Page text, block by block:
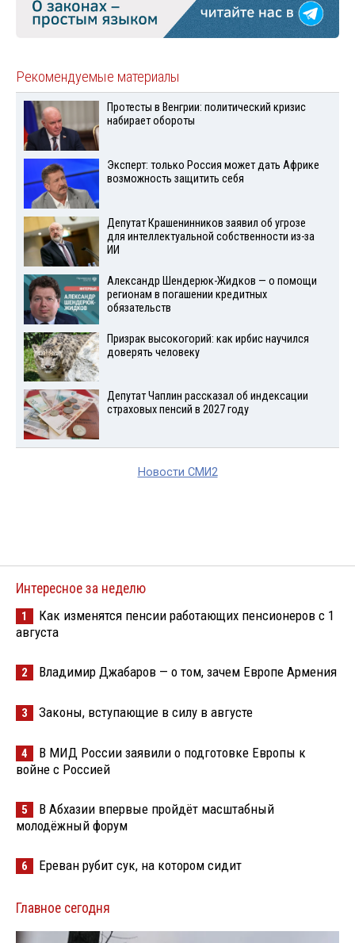
Рекомендуемые материалы
Протесты в Венгрии: политический кризис
набирает обороты
Эксперт: только Россия может дать Африке
возможность защитить себя
Депутат Крашенинников заявил об угрозе
для интеллектуальной собственности из-за
ИИ
Александр Шендерюк-Жидков — о помощи
регионам в погашении кредитных
обязательств
Призрак высокогорий: как ирбис научился
доверять человеку
Депутат Чаплин рассказал об индексации
страховых пенсий в 2027 году
Новости СМИ2
Интересное за неделю
1
Как изменятся пенсии работающих пенсионеров с 1
августа
2 Владимир Джабаров — о том, зачем Европе Армения
3 Законы, вступающие в силу в августе
4
В МИД России заявили о подготовке Европы к
войне с Россией
5
В Абхазии впервые пройдёт масштабный
молодёжный форум
6 Ереван рубит сук, на котором сидит
Главное сегодня